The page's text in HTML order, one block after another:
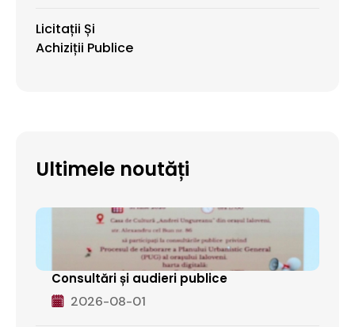
Licitații Și
Achiziții Publice
Ultimele noutăți
Consultări și audieri publice
2026-08-01